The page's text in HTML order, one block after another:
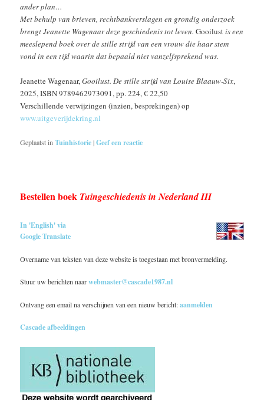
ander plan…
Met behulp van brieven, rechtbankverslagen en grondig onderzoek
brengt Jeanette Wagenaar deze geschiedenis tot leven.Gooilustis een
meeslepend boek over de stille strijd van een vrouw die haar stem
vond in een tijd waarin dat bepaald niet vanzelfsprekend was.
Jeanette Wagenaar,Gooilust. De stille strijd van Louise Blaauw-Six,
2025, ISBN 9789462973091, pp. 224, € 22,50
Verschillende verwijzingen (inzien, besprekingen) op
www.uitgeverijdekring.nl
Geplaatst in Tuinhistorie|Geef een reactie
Bestellen boek Tuingeschiedenis in Nederland III
In 'English' via
Google Translate
Overname van teksten van deze website is toegestaan met bronvermelding.
Stuur uw berichten naarwebmaster@cascade1987.nl
Ontvang een email na verschijnen van een nieuw bericht:aanmelden
Cascade afbeeldingen